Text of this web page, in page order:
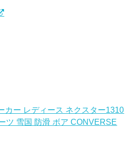
カー レディース ネクスター1310
ツ 雪国 防滑 ボア CONVERSE